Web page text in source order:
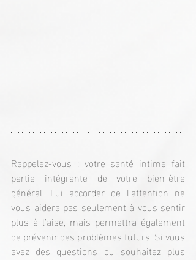
Rappelez-vous : votre santé intime fait
partie intégrante de votre bien-être
général. Lui accorder de l’attention ne
vous aidera pas seulement à vous sentir
plus à l’aise, mais permettra également
de prévenir des problèmes futurs. Si vous
avez des questions ou souhaitez plus